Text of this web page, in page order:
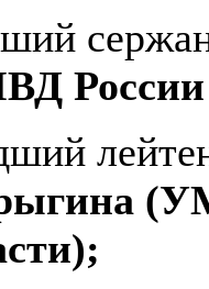
России